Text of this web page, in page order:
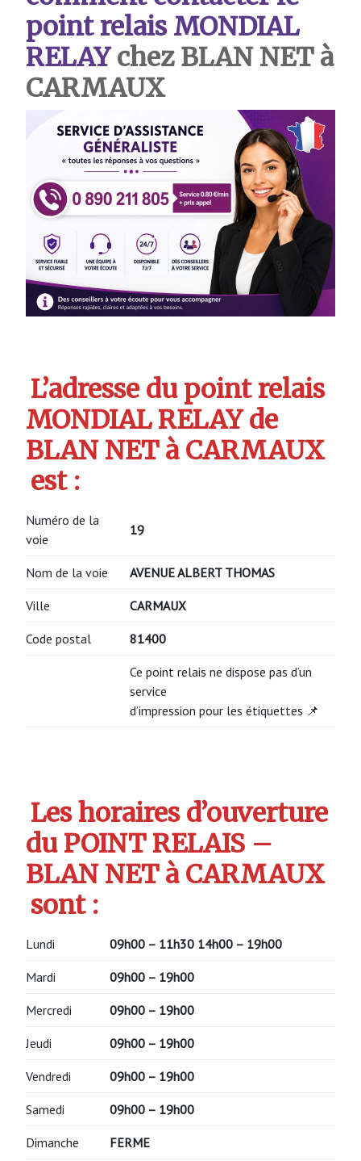
point relais MONDIAL
RELAYchez BLAN NET à
CARMAUX
L’adresse du point relais
MONDIAL RELAY de
BLAN NET à CARMAUX
est :
Numéro de la
voie
19
Nom de la voie AVENUE ALBERT THOMAS
Ville CARMAUX
Code postal 81400
Ce point relais ne dispose pas d’un
service
d’impression pour les étiquettes 📌
Les horaires d’ouverture
du POINT RELAIS –
BLAN NET à CARMAUX
sont :
Lundi 09h00 – 11h30 14h00 – 19h00
Mardi 09h00 – 19h00
Mercredi 09h00 – 19h00
Jeudi 09h00 – 19h00
Vendredi 09h00 – 19h00
Samedi 09h00 – 19h00
Dimanche FERME